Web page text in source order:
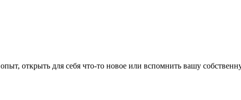
открыть для себя что-то новое или вспомнить вашу